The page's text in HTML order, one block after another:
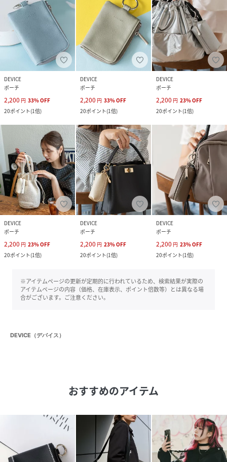
DEVICE
ポーチ
2,200 円 33%OFF
20ポイント(1倍)
DEVICE
ポーチ
2,200 円 33%OFF
20ポイント(1倍)
DEVICE
ポーチ
2,200 円 23%OFF
20ポイント(1倍)
DEVICE
ポーチ
2,200 円 23%OFF
20ポイント(1倍)
DEVICE
ポーチ
2,200 円 23%OFF
20ポイント(1倍)
DEVICE
ポーチ
2,200 円 23%OFF
20ポイント(1倍)
※アイテムページの更新が定期的に行われているため、検索結果が実際の
アイテムページの内容（価格、在庫表示、ポイント倍数等）とは異なる場
合がございます。ご注意ください。
DEVICE（デバイス）
おすすめのアイテム